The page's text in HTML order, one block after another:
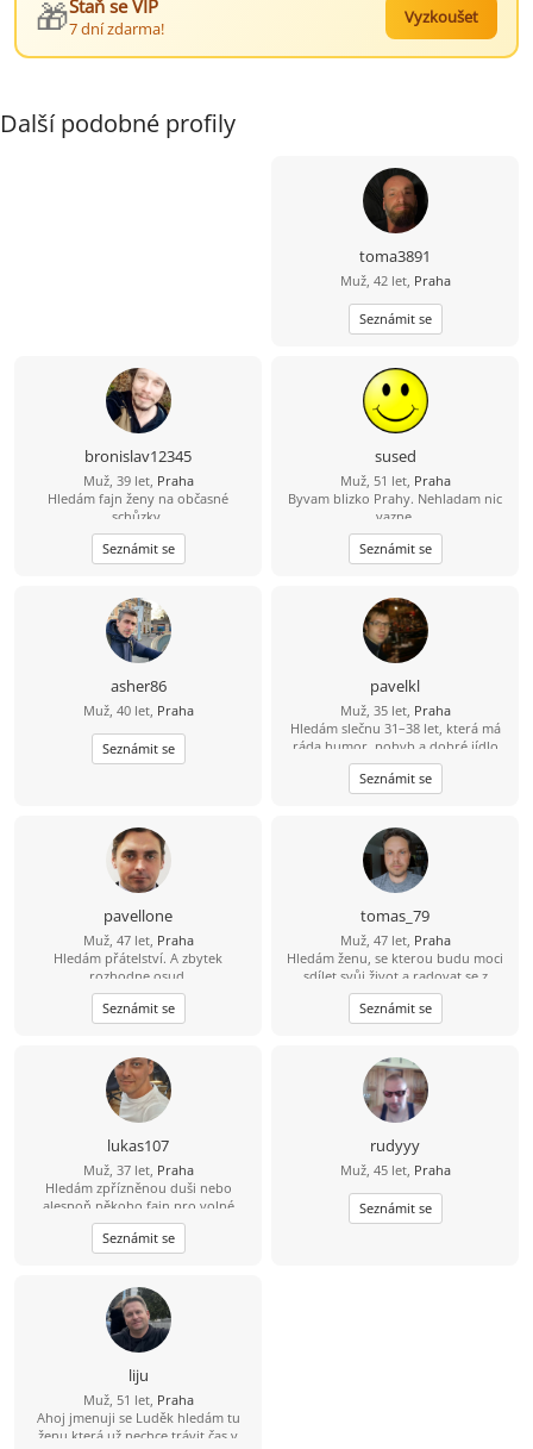
🎁Staň se VIP
7 dní zdarma!
Vyzkoušet
Další podobné profily
toma3891
Muž, 42 let, Praha
Seznámit se
bronislav12345
Muž, 39 let, Praha
Hledám fajn ženy na občasné
schůzky.
Seznámit se
sused
Muž, 51 let, Praha
Byvam blizko Prahy. Nehladam nic
vazne.
Seznámit se
asher86
Muž, 40 let, Praha
Seznámit se
pavelkl
Muž, 35 let, Praha
Hledám slečnu 31–38 let, která má
ráda humor, pohyb a dobré jídlo
(ideálně i umí vařit ????). Mě baví
lyžování, bowling a dlouhé jízdy na
kole – 80 km beru jako výzvu, ne
bude fajn nejen na výletě, ale i doma
u večeře.
Seznámit se
pavellone
Muž, 47 let, Praha
Hledám přátelství. A zbytek
rozhodne osud.
Seznámit se
tomas_79
Muž, 47 let, Praha
Hledám ženu, se kterou budu moci
sdílet svůj život a radovat se z
každého nového dne v její
společnosti
Seznámit se
lukas107
Muž, 37 let, Praha
Hledám zpřízněnou duši nebo
alespoň někoho fajn pro volné
chvíle. ????
Seznámit se
rudyyy
Muž, 45 let, Praha
Seznámit se
liju
Muž, 51 let, Praha
Ahoj jmenuji se Luděk hledám tu
ženu která už nechce trávit čas v